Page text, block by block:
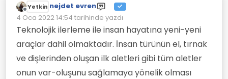
Çevrimdışı
Yetkin nejdet evren
4 Oca 2022 14:54 tarihinde yazdı
Son düzenleyen:
Teknolojik ilerleme ile insan hayatına yeni-yeni
araçlar dahil olmaktadır. İnsan türünün el, tırnak
ve dişlerinden oluşan ilk aletleri gibi tüm aletler
onun var-oluşunu sağlamaya yönelik olması